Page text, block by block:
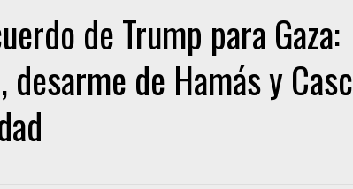
de Trump para Gaza:
de Hamás y